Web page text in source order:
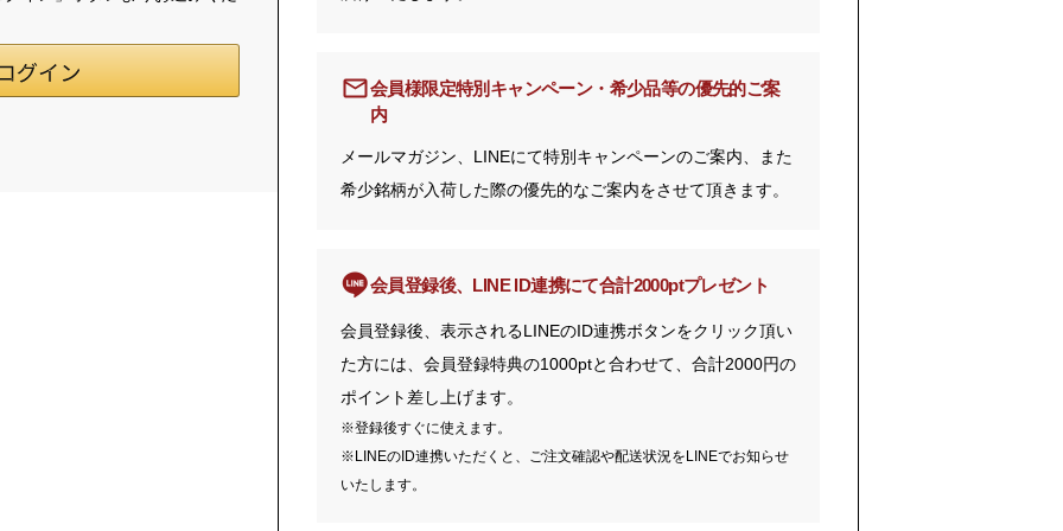
会員様限定特別キャンペーン・ 希少品等の優先的ご案
内
メールマガジン、LINEにて特別キャンペーンのご案内、また
希少銘柄が入荷した際の優先的なご案内をさせて頂きます。
会員登録後、LINE ID連携にて合計2000ptプレゼント
会員登録後、表示されるLINEのID連携ボタンをクリック頂い
た方には、会員登録特典の1000ptと合わせて、合計2000円の
ポイント差し上げます。
※登録後すぐに使えます。
※LINEのID連携いただくと、ご注文確認や配送状況をLINEでお知らせ
いたします。